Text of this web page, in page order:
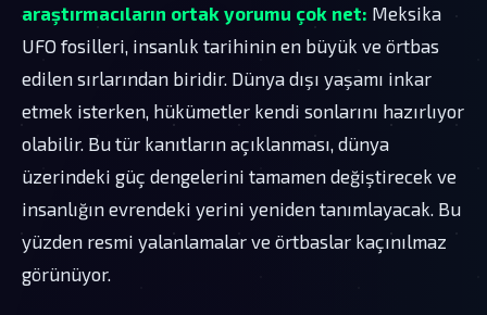
araştırmacıların ortak yorumu çok net: Meksika
UFO fosilleri, insanlık tarihinin en büyük ve örtbas
edilen sırlarından biridir. Dünya dışı yaşamı inkar
etmek isterken, hükümetler kendi sonlarını hazırlıyor
olabilir. Bu tür kanıtların açıklanması, dünya
üzerindeki güç dengelerini tamamen değiştirecek ve
insanlığın evrendeki yerini yeniden tanımlayacak. Bu
yüzden resmi yalanlamalar ve örtbaslar kaçınılmaz
görünüyor.